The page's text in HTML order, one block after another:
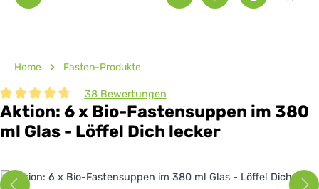
Home Fasten-Produkte
Durchschnittliche Bewertung von 4.87 von 5 Sternen
38 Bewertungen
Aktion: 6 x Bio-Fastensuppen im 380
ml Glas - Löffel Dich lecker
Bildergalerie überspringen